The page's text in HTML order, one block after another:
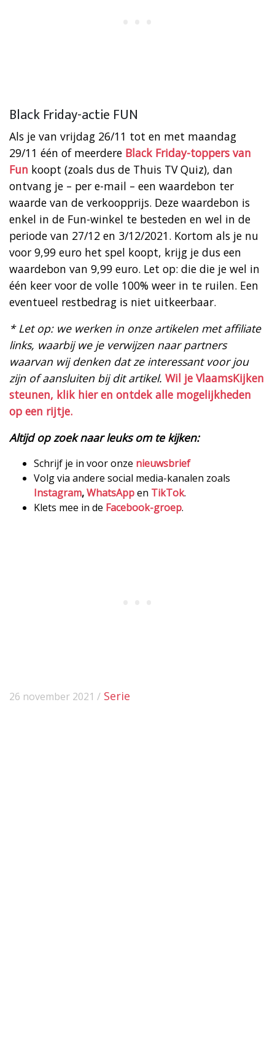
Black Friday-actie FUN
Als je van vrijdag 26/11 tot en met maandag
29/11 één of meerdere Black Friday-toppers van
Fun koopt (zoals dus de Thuis TV Quiz), dan
ontvang je – per e-mail – een waardebon ter
waarde van de verkoopprijs. Deze waardebon is
enkel in de Fun-winkel te besteden en wel in de
periode van 27/12 en 3/12/2021. Kortom als je nu
voor 9,99 euro het spel koopt, krijg je dus een
waardebon van 9,99 euro. Let op: die die je wel in
één keer voor de volle 100% weer in te ruilen. Een
eventueel restbedrag is niet uitkeerbaar.
* Let op: we werken in onze artikelen met affiliate
links, waarbij we je verwijzen naar partners
waarvan wij denken dat ze interessant voor jou
zijn of aansluiten bij dit artikel. Wil je VlaamsKijken
steunen, klik hier en ontdek alle mogelijkheden
op een rijtje.
Altijd op zoek naar leuks om te kijken:
Schrijf je in voor onze nieuwsbrief
Volg via andere social media-kanalen zoals
Instagram,WhatsAppen TikTok.
Klets mee in de Facebook-groep.
26 november 2021 / Serie